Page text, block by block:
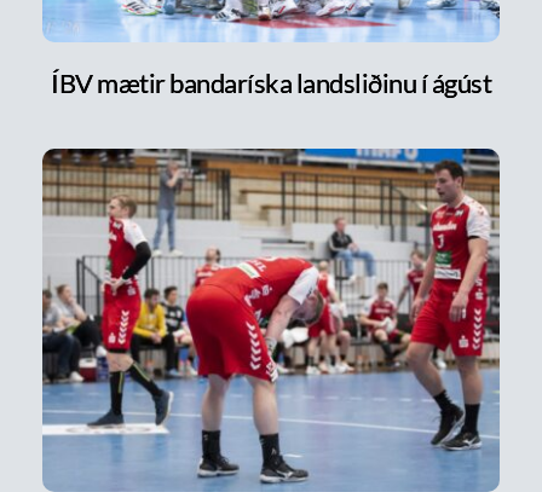
ÍBV mætir bandaríska landsliðinu í ágúst